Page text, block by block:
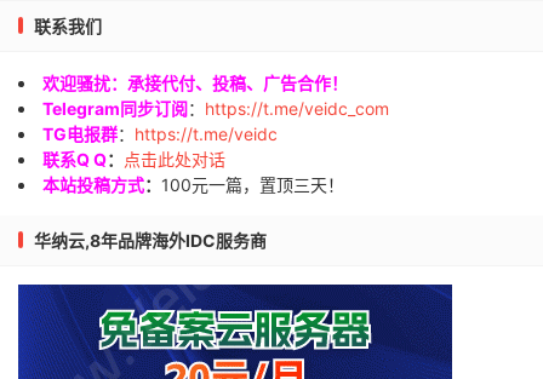
联系我们
欢迎骚扰：承接代付、投稿、广告合作！
Telegram同步订阅： https://t.me/veidc_com
TG电报群： https://t.me/veidc
联系Q Q：
点击此处对话
本站投稿方式： 100元一篇，置顶三天！
华纳云,8年品牌海外IDC服务商